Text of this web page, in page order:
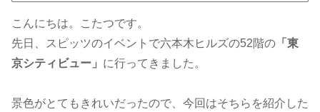
こんにちは。こたつです。
先日、スピッツのイベントで六本木ヒルズの52階の 「東
京シティビュー」 に行ってきました。
景色がとてもきれいだったので、今回はそちらを紹介した